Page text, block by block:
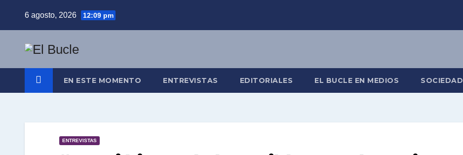
6 agosto, 2026 12:09 pm
EN ESTE MOMENTO ENTREVISTAS EDITORIALES EL BUCLE EN MEDIOS SOCIEDAD
ENTREVISTAS